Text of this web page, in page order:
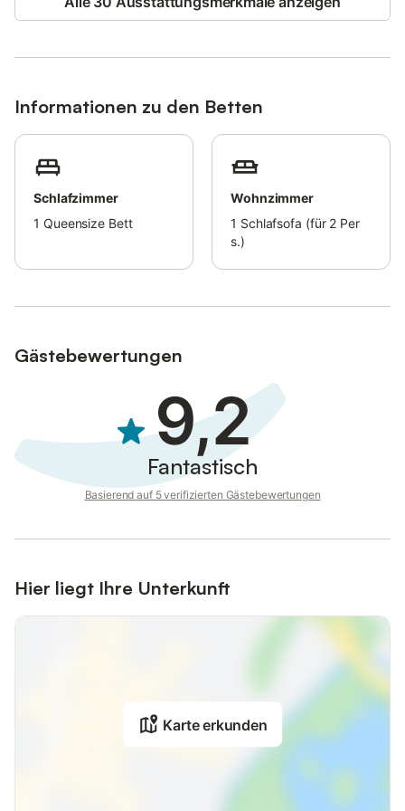
Informationen zu den Betten
Schlafzimmer
1 Queensize Bett
Wohnzimmer
1 Schlafsofa (für 2 Per
s.)
Gästebewertungen
9,2
Fantastisch
Basierend auf 5 verifizierten Gästebewertungen
Hier liegt Ihre Unterkunft
Karte erkunden